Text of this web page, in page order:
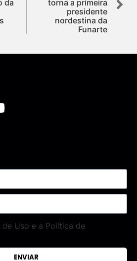
da
torna a primeira
presidente
nordestina da
Funarte
Uso e a Política de
ENVIAR